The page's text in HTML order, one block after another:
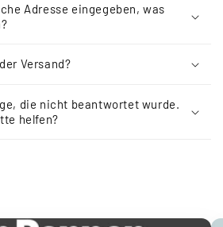
Adresse eingegeben, was
Versand?
die nicht beantwortet wurde.
helfen?